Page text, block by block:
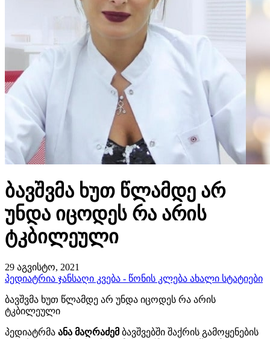
ბავშვმა ხუთ წლამდე არ
უნდა იცოდეს რა არის
ტკბილეული
29 აგვისტო, 2021
პედიატრია ჯანსაღი კვება - წონის კლება ახალი სტატიები
ბავშვმა ხუთ წლამდე არ უნდა იცოდეს რა არის
ტკბილეული
​პედიატრმა ანა მაღრაძემ ბავშვებში შაქრის გამოყენების